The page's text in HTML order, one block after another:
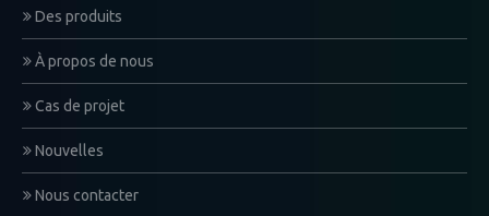
Des produits
À propos de nous
Cas de projet
Nouvelles
Nous contacter